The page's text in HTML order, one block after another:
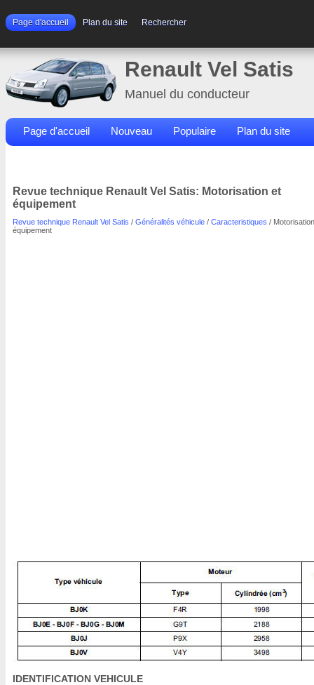
Page d'accueil Plan du site Rechercher
Renault Vel Satis
Manuel du conducteur
Page d'accueil Nouveau Populaire Plan du site
Revue technique Renault Vel Satis: Motorisation et
équipement
Revue technique Renault Vel Satis / Généralités véhicule / Caracteristiques /
équipement
IDENTIFICATION VEHICULE